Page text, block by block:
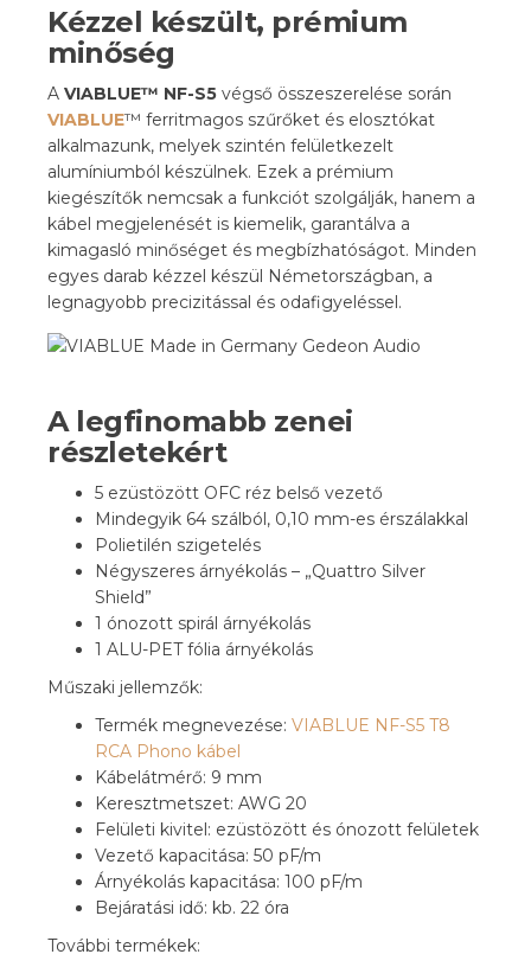
Kézzel készült, prémium
minőség
A VIABLUE™ NF-S5 végső összeszerelése során
VIABLUE™ ferritmagos szűrőket és elosztókat
alkalmazunk, melyek szintén felületkezelt
alumíniumból készülnek. Ezek a prémium
kiegészítők nemcsak a funkciót szolgálják, hanem a
kábel megjelenését is kiemelik, garantálva a
kimagasló minőséget és megbízhatóságot. Minden
egyes darab kézzel készül Németországban, a
legnagyobb precizitással és odafigyeléssel.
A legfinomabb zenei
részletekért
5 ezüstözött OFC réz belső vezető
Mindegyik 64 szálból, 0,10 mm-es érszálakkal
Polietilén szigetelés
Négyszeres árnyékolás – „Quattro Silver
Shield”
1 ónozott spirál árnyékolás
1 ALU-PET fólia árnyékolás
Műszaki jellemzők:
Termék megnevezése: VIABLUE NF-S5 T8
RCA Phono kábel
Kábelátmérő: 9 mm
Keresztmetszet: AWG 20
Felületi kivitel: ezüstözött és ónozott felületek
Vezető kapacitása: 50 pF/m
Árnyékolás kapacitása: 100 pF/m
Bejáratási idő: kb. 22 óra
További termékek: